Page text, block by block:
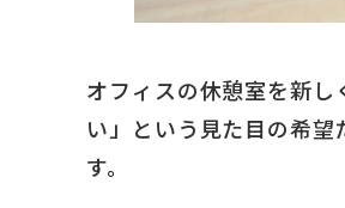
オフィスの休憩室を新
い」という見た目の希
す。